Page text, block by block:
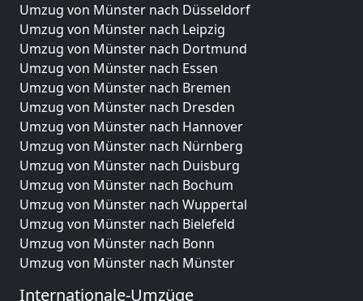
Umzug von Münster nach Düsseldorf
Umzug von Münster nach Leipzig
Umzug von Münster nach Dortmund
Umzug von Münster nach Essen
Umzug von Münster nach Bremen
Umzug von Münster nach Dresden
Umzug von Münster nach Hannover
Umzug von Münster nach Nürnberg
Umzug von Münster nach Duisburg
Umzug von Münster nach Bochum
Umzug von Münster nach Wuppertal
Umzug von Münster nach Bielefeld
Umzug von Münster nach Bonn
Umzug von Münster nach Münster
Internationale-Umzüge